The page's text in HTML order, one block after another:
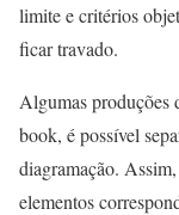
limite e critérios
ficar travado.
Algumas produções
book, é possível
diagramação.
elementos